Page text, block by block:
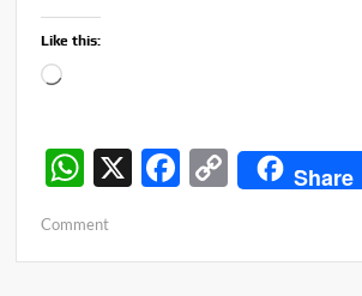
Like this:
Loading…
W
h
at
X
F
C
Share
Commenton